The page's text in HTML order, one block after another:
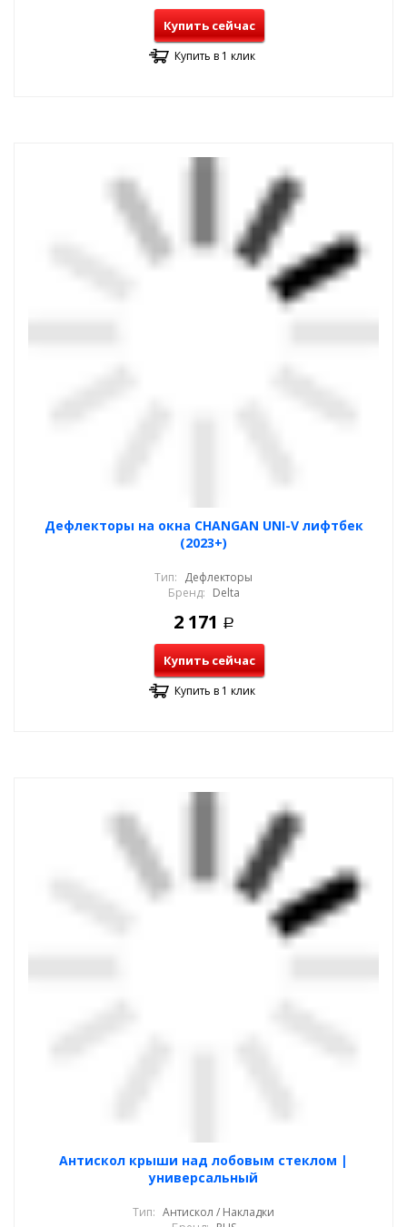
Купить сейчас
Купить в 1 клик
Дефлекторы на окна CHANGAN UNI-V лифтбек
(2023+)
Тип: Дефлекторы
Бренд: Delta
2 171 Р
Купить сейчас
Купить в 1 клик
Антискол крыши над лобовым стеклом |
универсальный
Тип: Антискол / Накладки